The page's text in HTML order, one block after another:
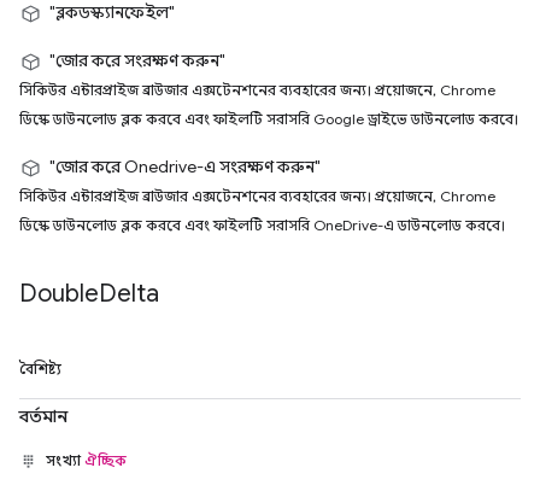
"ব্লকডস্ক্যানফেইল"
"জোর করে সংরক্ষণ করুন"
সিকিউর এন্টারপ্রাইজ ব্রাউজার এক্সটেনশনের ব্যবহারের জন্য। প্রয়োজনে, Chrome
ডিস্কে ডাউনলোড ব্লক করবে এবং ফাইলটি সরাসরি Google ড্রাইভে ডাউনলোড করবে।
"জোর করে Onedrive-এ সংরক্ষণ করুন"
সিকিউর এন্টারপ্রাইজ ব্রাউজার এক্সটেনশনের ব্যবহারের জন্য। প্রয়োজনে, Chrome
ডিস্কে ডাউনলোড ব্লক করবে এবং ফাইলটি সরাসরি OneDrive-এ ডাউনলোড করবে।
DoubleDelta
বৈশিষ্ট্য
বর্তমান
সংখ্যাঐচ্ছিক